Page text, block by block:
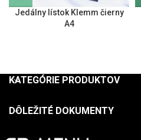
Jedálny lístok Klemm čierny
A4
KATEGÓRIE PRODUKTOV
DÔLEŽITÉ DOKUMENTY